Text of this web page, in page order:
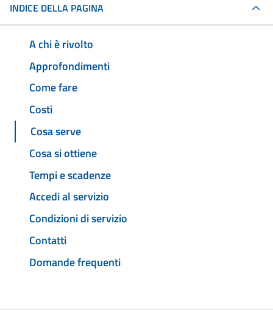
INDICE DELLA PAGINA
A chi è rivolto
Approfondimenti
Come fare
Costi
Cosa serve
Cosa si ottiene
Tempi e scadenze
Accedi al servizio
Condizioni di servizio
Contatti
Domande frequenti